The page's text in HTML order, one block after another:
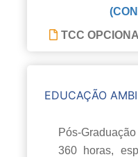
TCC
EDUCAÇÃO
Pós-
360 horas,